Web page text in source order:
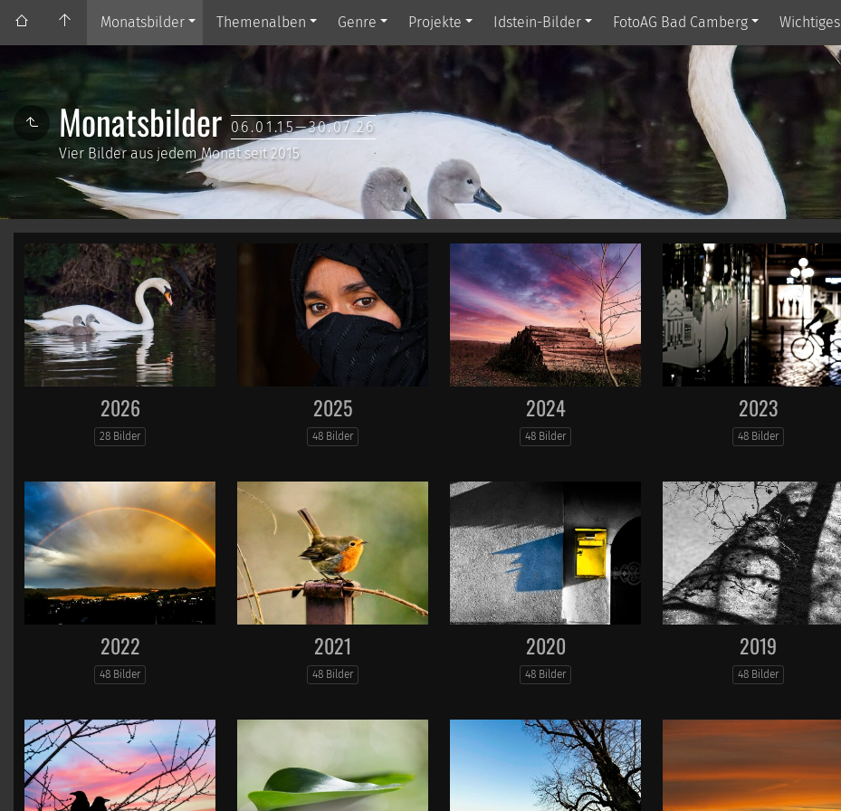
Monatsbilder Themenalben Genre Projekte Idstein-Bilder FotoAG Bad Camberg Wichtiges
Monatsbilder 06.01.15—30.07.26
Vier Bilder aus jedem Monat seit 2015
2026
28 Bilder
2025
48 Bilder
2024
48 Bilder
2023
48 Bilder
2022
48 Bilder
2021
48 Bilder
2020
48 Bilder
2019
48 Bilder